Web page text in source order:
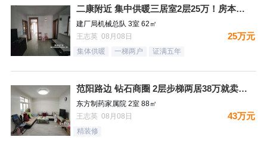
二康附近 集中供暖三居室2层25万！房本满五过户费少！
建厂局机械总队 3室 62㎡
王志英 08月08日
25万元
集体供暖 一梯两户 证满五年
范阳路边 钻石商圈 2层步梯两居38万就卖哦！
东方制药家属院 2室 88㎡
王志英 08月08日
43万元
精装修